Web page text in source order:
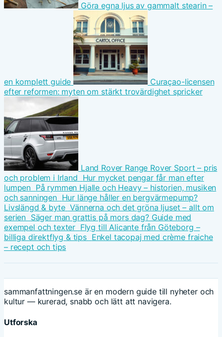
Göra egna ljus av gammalt stearin –
en komplett guide
Curaçao-licensen
efter reformen: myten om stärkt trovärdighet spricker
Land Rover Range Rover Sport – pris
och problem i Irland Hur mycket pengar får man efter
lumpen På rymmen Hjalle och Heavy – historien, musiken
och sanningen Hur länge håller en bergvärmepump?
Livslängd & byte Vännerna och det gröna ljuset – allt om
serien Säger man grattis på mors dag? Guide med
exempel och texter Flyg till Alicante från Göteborg –
billiga direktflyg & tips Enkel tacopaj med crème fraiche
– recept och tips
sammanfattningen.se är en modern guide till nyheter och
kultur — kurerad, snabb och lätt att navigera.
Utforska